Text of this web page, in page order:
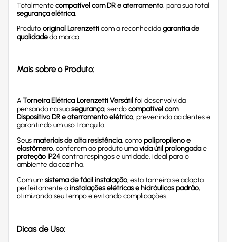
Totalmentecompatível com DR e aterramento, para sua total
segurança elétrica.
Produtooriginal Lorenzetticom a reconhecidagarantia de
qualidadeda marca.
Mais sobre o Produto:
ATorneira Elétrica Lorenzetti Versátil foi desenvolvida
pensando na suasegurança, sendocompatível com
Dispositivo DR e aterramento elétrico, prevenindo acidentes e
garantindo um uso tranquilo.
Seusmateriais de alta resistência, comopolipropileno e
elastômero, conferem ao produto umavida útil prolongadae
proteção IP24contra respingos e umidade, ideal para o
ambiente da cozinha.
Com umsistema de fácil instalação, esta torneira se adapta
perfeitamente ainstalações elétricas e hidráulicas padrão,
otimizando seu tempo e evitando complicações.
Dicas de Uso: